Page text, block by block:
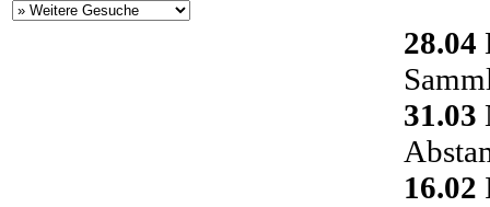
28.04
31.03
16.02